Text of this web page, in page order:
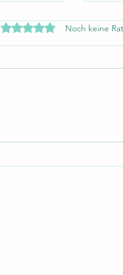
Mit 0 von 5 Sternen
Noch keine